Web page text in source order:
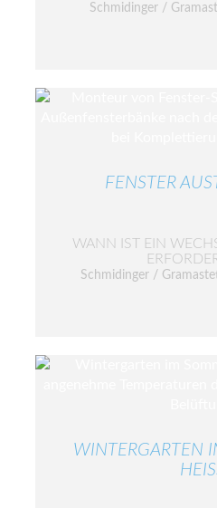
Schmidinger /
FENSTER
WANN IST EIN
Schmidinger /
WINTERGARTEN
HEISS